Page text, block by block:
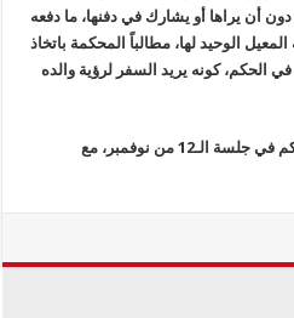
أن يراها أو يشارك في دفنها، ما دفعه
الوحيد لها، مطالباً المحكمة باتخاذ
الحكم، كونه يريد السفر لرؤية والده
بدورها حجزت المحكمة القضية للحكم في جلسة الـ12 من نوفمبر، مع